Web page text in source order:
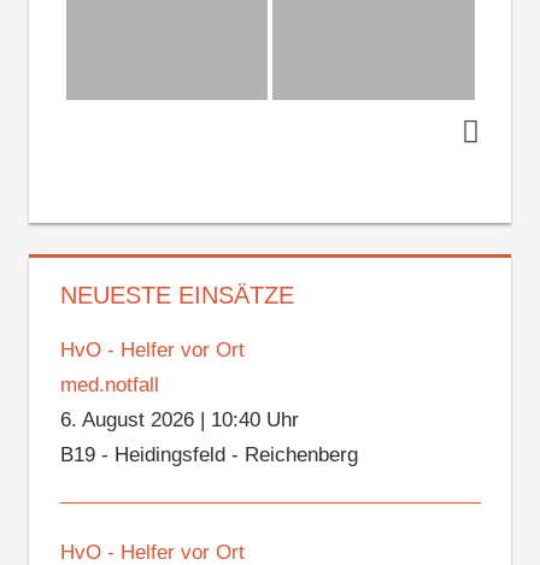
NEUESTE EINSÄTZE
HvO - Helfer vor Ort
med.notfall
6. August 2026| 10:40 Uhr
B19 - Heidingsfeld - Reichenberg
HvO - Helfer vor Ort